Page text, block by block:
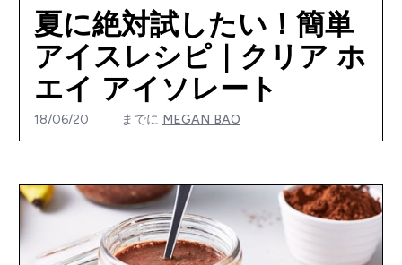
夏に絶対試したい！簡単
アイスレシピ｜クリア ホ
エイ アイソレート
18/06/20 までに MEGAN BAO